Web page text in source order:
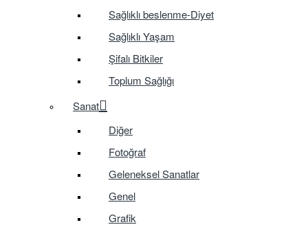
Sağlıklı beslenme-Diyet
Sağlıklı Yaşam
Şifalı Bitkiler
Toplum Sağlığı
Sanat
Diğer
Fotoğraf
Geleneksel Sanatlar
Genel
Grafik